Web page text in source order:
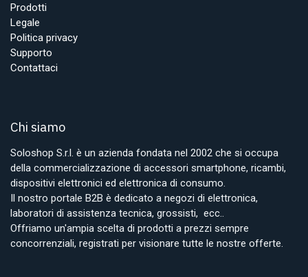
Prodotti
Legale
Politica privacy
Supporto
Contattaci
Chi siamo
Soloshop S.r.l. è un azienda fondata nel 2002 che si occupa
della commercializzazione di accessori smartphone, ricambi,
dispositivi elettronici ed elettronica di consumo.
Il nostro portale B2B è dedicato a negozi di elettronica,
laboratori di assistenza tecnica, grossisti, ecc..
Offriamo un'ampia scelta di prodotti a prezzi sempre
concorrenziali, registrati per visionare tutte le nostre offerte.